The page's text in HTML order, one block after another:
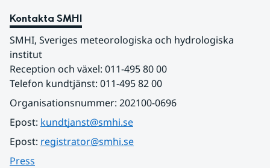
Kontakta SMHI
SMHI, Sveriges meteorologiska och hydrologiska
institut
Reception och växel: 011-495 80 00
Telefon kundtjänst: 011-495 82 00
Organisationsnummer: 202100-0696
Epost: kundtjanst@smhi.se
Epost: registrator@smhi.se
Press